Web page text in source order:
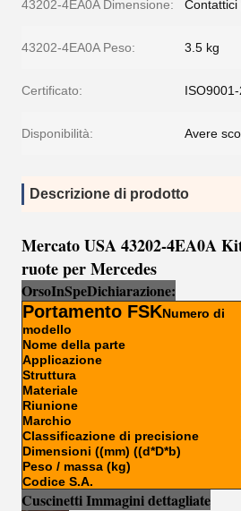
43202-4EA0A Dimensione:
43202-4EA0A Peso: 3.5 kg
Certificato:
Disponibilità: Avere
Descrizione di prodotto
Mercato USA 43202-4EA0A
ruote per Mercedes
OrsoInSpeDichiarazione:
Portamento FSKNumero di
modello
Nome della parte
Applicazione
Struttura
Materiale
Riunione
Marchio
Classificazione di precisione
Dimensioni ((mm) ((d*D*b)
Peso / massa (kg)
Codice S.A.
Cuscinetti Immagini dettagliate